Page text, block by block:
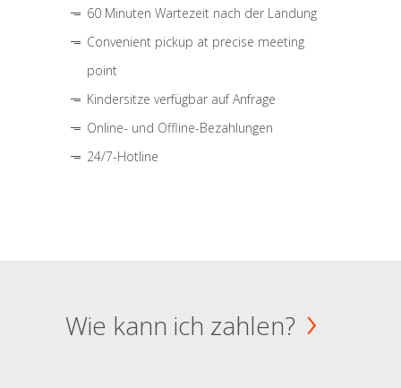
60 Minuten Wartezeit nach der Landung
Convenient pickup at precise meeting
point
Kindersitze verfügbar auf Anfrage
Online- und Offline-Bezahlungen
24/7-Hotline
Wie kann ich zahlen?